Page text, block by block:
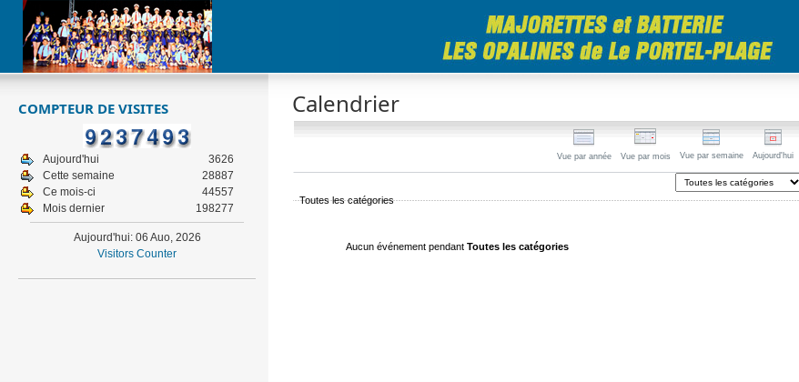
Calendrier
Vue par année Vue par mois Vue par semaine Aujourd'hui
Toutes les catégories
Aucun événement pendantToutes les catégories
COMPTEUR DE VISITES
Aujourd'hui
3626
Cette semaine
28887
Ce mois-ci
44557
Mois dernier
198277
Aujourd'hui: 06 Auo, 2026
Visitors Counter